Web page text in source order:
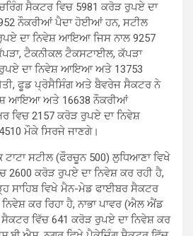
ਸੈਕਟਰ ਵਿਚ 5981 ਕਰੋੜ ਰੁਪਏ ਦਾ
ਨੌਕਰੀਆਂ ਪੈਦਾ ਹੋਈਆਂ ਹਨ, ਸਟੀਲ
ਦਾ ਨਿਵੇਸ਼ ਆਇਆ ਜਿਸ ਨਾਲ 9257
ਟੈਕਨੀਕਲ ਟੈਕਸਟਾਈਲ, ਕੱਪੜਾ
ਦਾ ਨਿਵੇਸ਼ ਆਇਆ ਅਤੇ 13753
ਫੂਡ ਪ੍ਰੋਸੈਸਿੰਗ ਅਤੇ ਬੈਵਰੇਜ ਸੈਕਟਰ ਨੇ
ਆਇਆ ਅਤੇ 16638 ਨੌਕਰੀਆਂ
2157 ਕਰੋੜ ਰੁਪਏ ਦਾ ਨਿਵੇਸ਼
ਮੌਕੇ ਸਿਰਜੇ ਜਾਣਗੇ।
ਟਾਟਾ ਸਟੀਲ (ਫੌਰਚੂਨ 500) ਲੁਧਿਆਣਾ ਵਿਖੇ
2600 ਕਰੋੜ ਰੁਪਏ ਦਾ ਨਿਵੇਸ਼ ਕਰ ਰਹੀ ਹੈ,
ਸਾਹਿਬ ਵਿਖੇ ਮੈਨ-ਮੇਡ ਫਾਈਬਰ ਸੈਕਟਰ
ਕਰ ਰਿਹਾ ਹੈ, ਨਾਭਾ ਪਾਵਰ (ਐਲ ਐਂਡ
ਵਿੱਚ 641 ਕਰੋੜ ਰੁਪਏ ਦਾ ਨਿਵੇਸ਼ ਕਰ